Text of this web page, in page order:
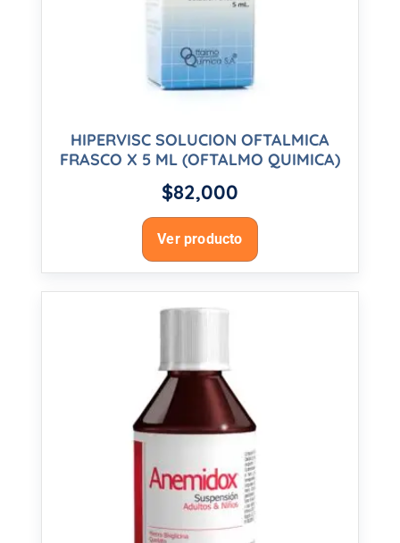
HIPERVISC SOLUCION OFTALMICA
FRASCO X 5 ML (OFTALMO QUIMICA)
$82,000
Ver producto